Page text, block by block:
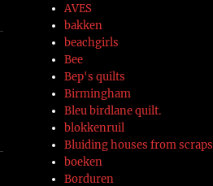
AVES
bakken
beachgirls
Bee
Bep's quilts
Birmingham
Bleu birdlane quilt.
blokkenruil
Bluiding houses from scraps
boeken
Borduren